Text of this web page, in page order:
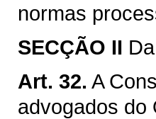
normas
SECÇÃO II
Art. 32. A
advogados do